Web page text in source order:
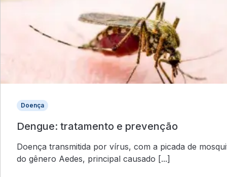
Doença
Dengue: tratamento e prevenção
Doença transmitida por vírus, com a picada de
do gênero Aedes, principal causado [...]